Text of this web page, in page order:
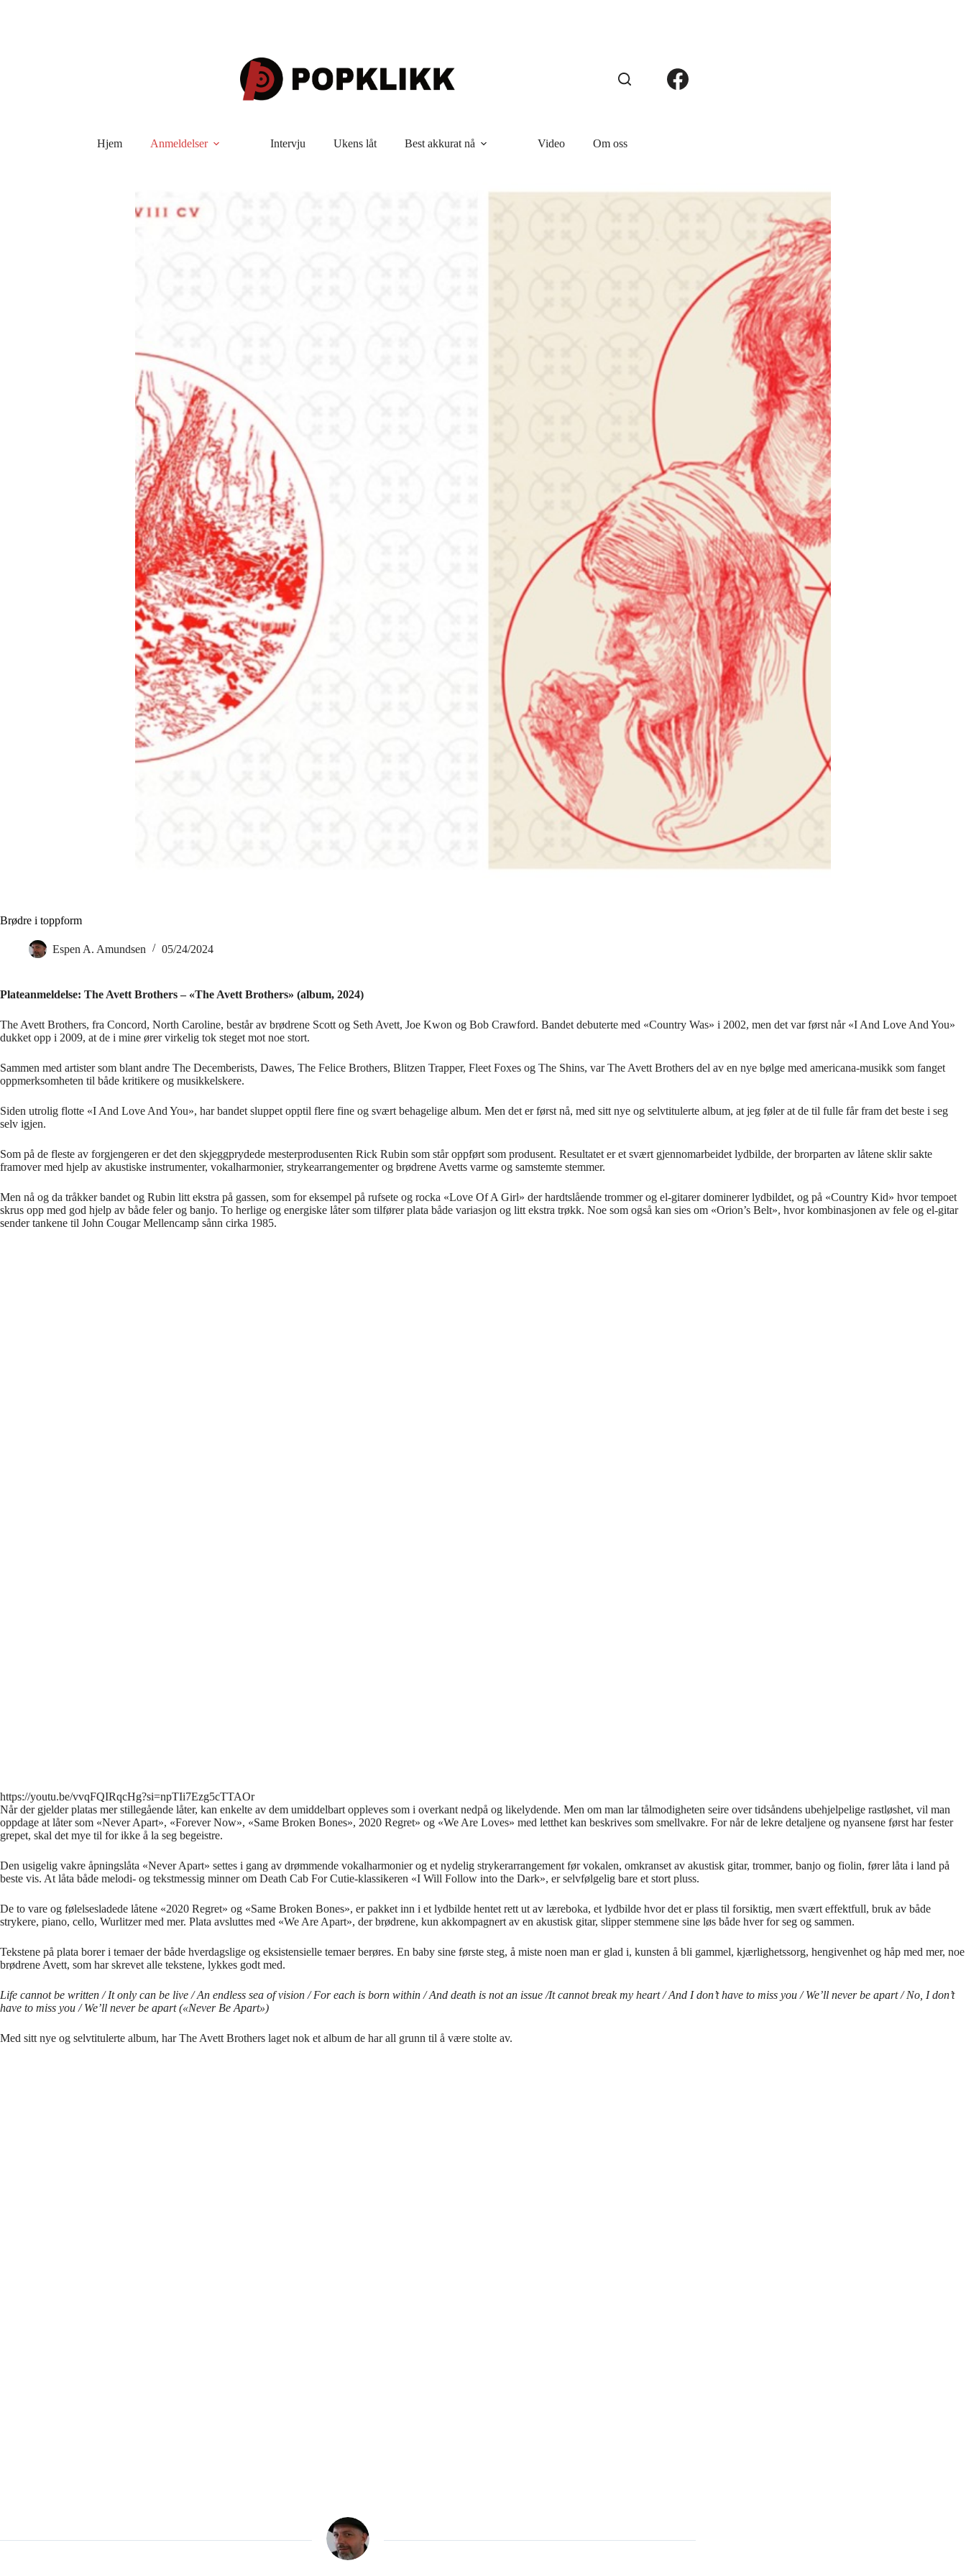
Hjem Anmeldelser Intervju Ukens låt Best akkurat nå Video Om oss
Brødre i toppform
Espen A. Amundsen 05/24/2024
Plateanmeldelse: The Avett Brothers – «The Avett Brothers» (album, 2024)
The Avett Brothers, fra Concord, North Caroline, består av brødrene Scott og Seth Avett, Joe Kwon og Bob Crawford. Bandet debuterte med «Country Was» i 2002, men det var først når «I And Love And You»
dukket opp i 2009, at de i mine ører virkelig tok steget mot noe stort.
Sammen med artister som blant andre The Decemberists, Dawes, The Felice Brothers, Blitzen Trapper, Fleet Foxes og The Shins, var The Avett Brothers del av en nye bølge med americana-musikk som fanget
oppmerksomheten til både kritikere og musikkelskere.
Siden utrolig flotte «I And Love And You», har bandet sluppet opptil flere fine og svært behagelige album. Men det er først nå, med sitt nye og selvtitulerte album, at jeg føler at de til fulle får fram det beste i seg
selv igjen.
Som på de fleste av forgjengeren er det den skjeggprydede mesterprodusenten Rick Rubin som står oppført som produsent. Resultatet er et svært gjennomarbeidet lydbilde, der brorparten av låtene sklir sakte
framover med hjelp av akustiske instrumenter, vokalharmonier, strykearrangementer og brødrene Avetts varme og samstemte stemmer.
Men nå og da tråkker bandet og Rubin litt ekstra på gassen, som for eksempel på rufsete og rocka «Love Of A Girl» der hardtslående trommer og el-gitarer dominerer lydbildet, og på «Country Kid» hvor tempoet
skrus opp med god hjelp av både feler og banjo. To herlige og energiske låter som tilfører plata både variasjon og litt ekstra trøkk. Noe som også kan sies om «Orion’s Belt», hvor kombinasjonen av fele og el-gitar
sender tankene til John Cougar Mellencamp sånn cirka 1985.
https://youtu.be/vvqFQIRqcHg?si=npTIi7Ezg5cTTAOr
Når der gjelder platas mer stillegående låter, kan enkelte av dem umiddelbart oppleves som i overkant nedpå og likelydende. Men om man lar tålmodigheten seire over tidsåndens ubehjelpelige rastløshet, vil man
oppdage at låter som «Never Apart», «Forever Now», «Same Broken Bones», 2020 Regret» og «We Are Loves» med letthet kan beskrives som smellvakre. For når de lekre detaljene og nyansene først har fester
grepet, skal det mye til for ikke å la seg begeistre.
Den usigelig vakre åpningslåta «Never Apart» settes i gang av drømmende vokalharmonier og et nydelig strykerarrangement før vokalen, omkranset av akustisk gitar, trommer, banjo og fiolin, fører låta i land på
beste vis. At låta både melodi- og tekstmessig minner om Death Cab For Cutie-klassikeren «I Will Follow into the Dark», er selvfølgelig bare et stort pluss.
De to vare og følelsesladede låtene «2020 Regret» og «Same Broken Bones», er pakket inn i et lydbilde hentet rett ut av læreboka, et lydbilde hvor det er plass til forsiktig, men svært effektfull, bruk av både
strykere, piano, cello, Wurlitzer med mer. Plata avsluttes med «We Are Apart», der brødrene, kun akkompagnert av en akustisk gitar, slipper stemmene sine løs både hver for seg og sammen.
Tekstene på plata borer i temaer der både hverdagslige og eksistensielle temaer berøres. En baby sine første steg, å miste noen man er glad i, kunsten å bli gammel, kjærlighetssorg, hengivenhet og håp med mer, noe
brødrene Avett, som har skrevet alle tekstene, lykkes godt med.
Life cannot be written / It only can be live / An endless sea of vision / For each is born within / And death is not an issue /It cannot break my heart / And I don’t have to miss you / We’ll never be apart / No, I don’t
have to miss you / We’ll never be apart («Never Be Apart»)
Med sitt nye og selvtitulerte album, har The Avett Brothers laget nok et album de har all grunn til å være stolte av.